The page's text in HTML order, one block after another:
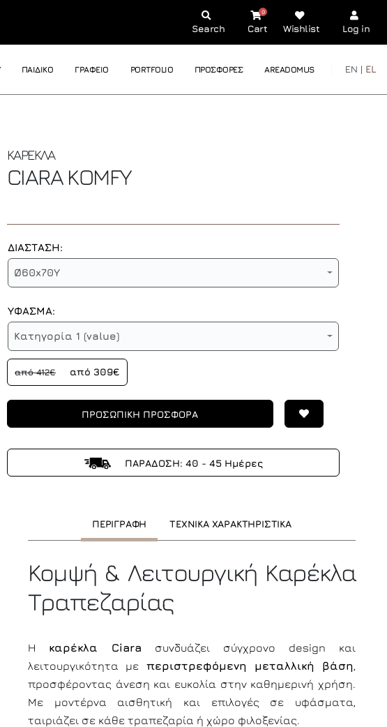
Search Cart
0
Wishlist Log in
ΠΑΙΔΙΚΟ ΓΡΑΦΕΙΟ PORTFOLIO ΠΡΟΣΦΟΡΕΣ AREADOMUS EN | EL
ΚΑΡΕΚΛΑ
CIARA KOMFY
ΔΙΑΣΤΑΣΗ:
Ø60x70Y
ΥΦΑΣΜΑ:
Κατηγορία 1 (value)
από 412€ από 309€
ΠΡΟΣΩΠΙΚΗ ΠΡΟΣΦΟΡΑ
ΠΑΡΑΔΟΣΗ: 40 - 45 Ημέρες
ΠΕΡΙΓΡΑΦΗ ΤΕΧΝΙΚΑ ΧΑΡΑΚΤΗΡΙΣΤΙΚΑ
Κομψή & Λειτουργική Καρέκλα
Τραπεζαρίας
Η καρέκλα Ciara συνδυάζει σύγχρονο design και
λειτουργικότητα με περιστρεφόμενη μεταλλική βάση,
προσφέροντας άνεση και ευκολία στην καθημερινή χρήση.
Με μοντέρνα αισθητική και επιλογές σε υφάσματα,
ταιριάζει σε κάθε τραπεζαρία ή χώρο φιλοξενίας.